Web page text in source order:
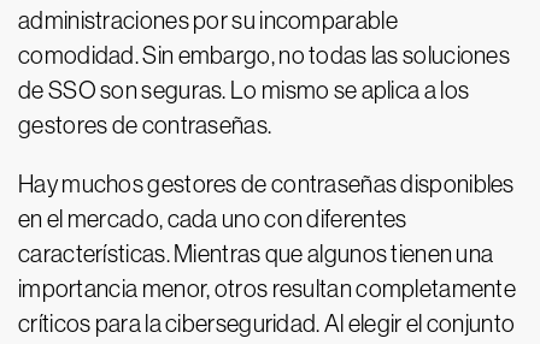
administraciones por su incomparable
comodidad. Sin embargo, no todas las soluciones
de SSO son seguras. Lo mismo se aplica a los
gestores de contraseñas.
Hay muchos gestores de contraseñas disponibles
en el mercado, cada uno con diferentes
características. Mientras que algunos tienen una
importancia menor, otros resultan completamente
críticos para la ciberseguridad. Al elegir el conjunto